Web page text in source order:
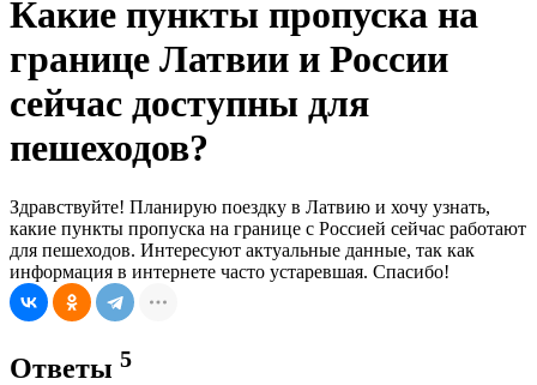
Какие пункты пропуска на
границе Латвии и России
сейчас доступны для
пешеходов?
Здравствуйте! Планирую поездку в Латвию и хочу узнать,
какие пункты пропуска на границе с Россией сейчас работают
для пешеходов. Интересуют актуальные данные, так как
информация в интернете часто устаревшая. Спасибо!
Ответы 5